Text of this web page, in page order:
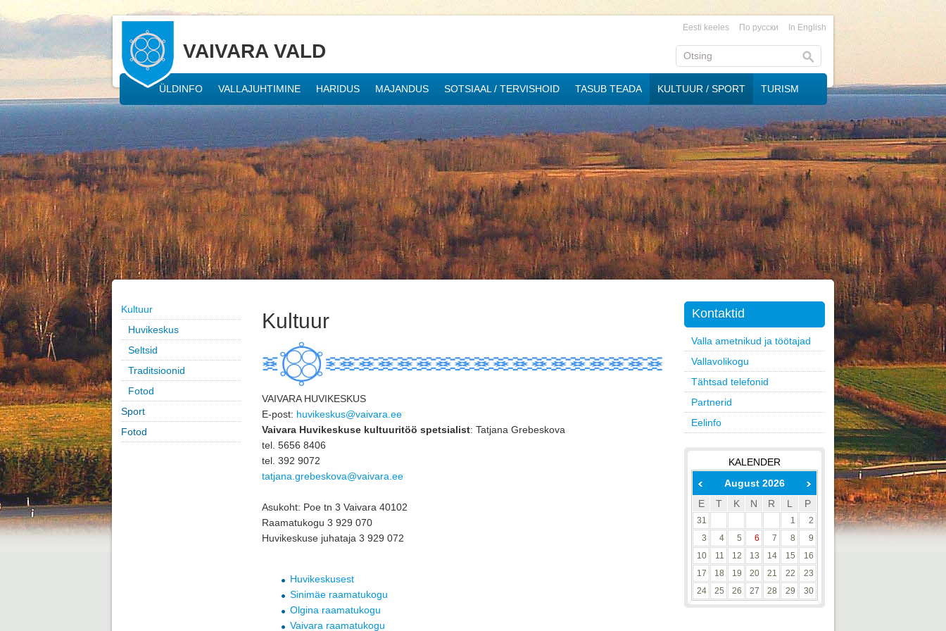
VAIVARA VALD
Eesti keeles По русски In English
ÜLDINFO VALLAJUHTIMINE HARIDUS MAJANDUS SOTSIAAL / TERVISHOID TASUB TEADA KULTUUR / SPORT TURISM
Kultuur
Huvikeskus
Seltsid
Traditsioonid
Fotod
Sport
Fotod
Kultuur
VAIVARA HUVIKESKUS
E-post: huvikeskus@vaivara.ee
Vaivara Huvikeskuse kultuuritöö spetsialist: Tatjana Grebeskova
tel. 5656 8406
tel. 392 9072
tatjana.grebeskova@vaivara.ee
Asukoht: Poe tn 3 Vaivara 40102
Raamatukogu 3 929 070
Huvikeskuse juhataja 3 929 072
Huvikeskusest
Sinimäe raamatukogu
Olgina raamatukogu
Vaivara raamatukogu
Kontaktid
Valla ametnikud ja töötajad
Vallavolikogu
Tähtsad telefonid
Partnerid
Eelinfo
KALENDER
August 2026
E
T K N R L P
31 1
2
3
4 5 6 7 8
9
10
11 12 13 14 15
16
17
18 19 20 21 22
23
24
25 26 27 28 29 30